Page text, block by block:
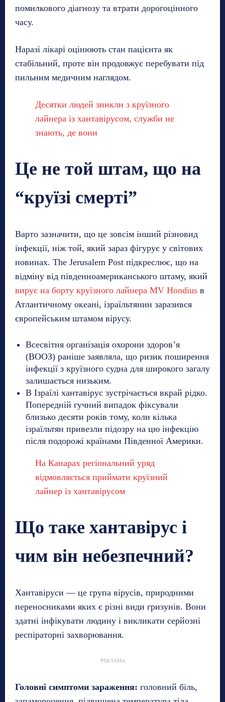
помилкового діагнозу та втрати дорогоцінного
часу.
Наразі лікарі оцінюють стан пацієнта як
стабільний, проте він продовжує перебувати під
пильним медичним наглядом.
Десятки людей зникли з круїзного
лайнера із хантавірусом, служби не
знають, де вони
Це не той штам, що на
“круїзі смерті”
Варто зазначити, що це зовсім інший різновид
інфекції, ніж той, який зараз фігурує у світових
новинах. The Jerusalem Post підкреслює, що на
відміну від південноамериканського штаму, який
вирує на борту круїзного лайнера MV Hondius в
Атлантичному океані, ізраїльтянин заразився
європейським штамом вірусу.
Всесвітня організація охорони здоров’я
(ВООЗ) раніше заявляла, що ризик поширення
інфекції з круїзного судна для широкого загалу
залишається низьким.
В Ізраїлі хантавірус зустрічається вкрай рідко.
Попередній гучний випадок фіксували
близько десяти років тому, коли кілька
ізраїльтян привезли підозру на цю інфекцію
після подорожі країнами Південної Америки.
На Канарах регіональний уряд
відмовляється приймати круїзний
лайнер із хантавірусом
Що таке хантавірус і
чим він небезпечний?
Хантавіруси — це група вірусів, природними
переносниками яких є різні види гризунів. Вони
здатні інфікувати людину і викликати серйозні
респіраторні захворювання.
РЕКЛАМА
Головні симптоми зараження: головний біль,